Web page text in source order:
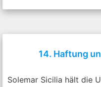
14. Haftung
Solemar Sicilia hält die